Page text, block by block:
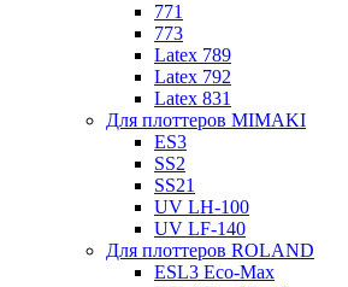
771
773
Latex 789
Latex 792
Latex 831
Для плоттеров MIMAKI
ES3
SS2
SS21
UV LH-100
UV LF-140
Для плоттеров ROLAND
ESL3 Eco-Max